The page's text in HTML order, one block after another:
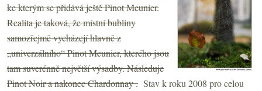
ke kterým se přidává ještě Pinot Meunier.
Realita je taková, že místní bubliny
samozřejmě vycházejí hlavně z
„univerzálního“ Pinot Meunier, kterého jsou
tam suverénně největší výsadby. Následuje
Pinot Noir a nakonec Chardonnay . Stav k roku 2008 pro celou